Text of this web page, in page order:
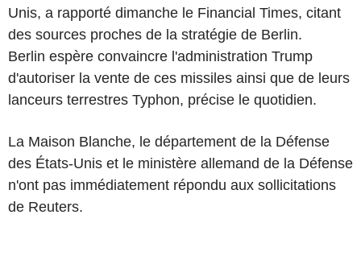
Unis, a rapporté dimanche le Financial Times, citant
des sources proches de la stratégie de Berlin.
Berlin espère convaincre l'administration Trump
d'autoriser la vente de ces missiles ainsi que de leurs
lanceurs terrestres Typhon, précise le quotidien.
La Maison Blanche, le département de la Défense
des États-Unis et le ministère allemand de la Défense
n'ont pas immédiatement répondu aux sollicitations
de Reuters.